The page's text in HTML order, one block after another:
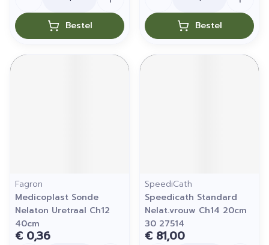
Bestel Bestel
Fagron
Medicoplast Sonde
Nelaton Uretraal Ch12
40cm
€ 0,36
SpeediCath
Speedicath Standard
Nelat.vrouw Ch14 20cm
30 27514
€ 81,00